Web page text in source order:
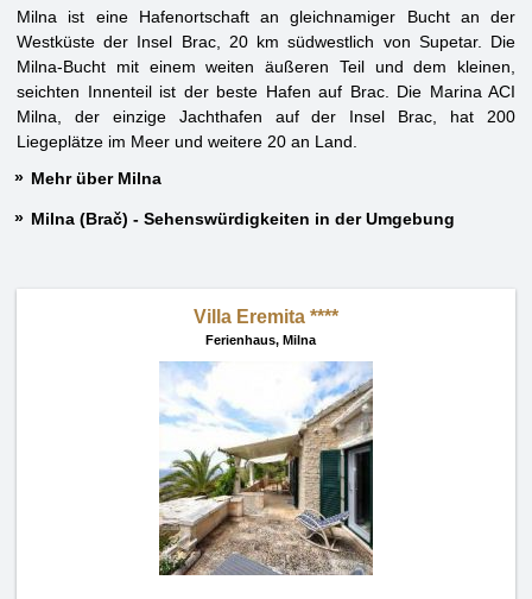
Milna ist eine Hafenortschaft an gleichnamiger Bucht an der
Westküste der Insel Brac, 20 km südwestlich von Supetar. Die
Milna-Bucht mit einem weiten äußeren Teil und dem kleinen,
seichten Innenteil ist der beste Hafen auf Brac. Die Marina ACI
Milna, der einzige Jachthafen auf der Insel Brac, hat 200
Liegeplätze im Meer und weitere 20 an Land.
Mehr über Milna
Milna (Brač) - Sehenswürdigkeiten in der Umgebung
Villa Eremita ****
Ferienhaus, Milna